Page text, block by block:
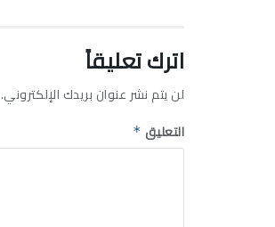
اترك تعليقاً
لن يتم نشر عنوان بريدك الإلكتروني.
التعليق *